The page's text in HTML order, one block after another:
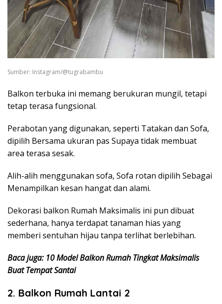
Sumber: Instagram/@tugrabambu
Balkon terbuka ini memang berukuran mungil, tetapi
tetap terasa fungsional.
Perabotan yang digunakan, seperti Tatakan dan Sofa,
dipilih Bersama ukuran pas Supaya tidak membuat
area terasa sesak.
Alih-alih menggunakan sofa, Sofa rotan dipilih Sebagai
Menampilkan kesan hangat dan alami.
Dekorasi balkon Rumah Maksimalis ini pun dibuat
sederhana, hanya terdapat tanaman hias yang
memberi sentuhan hijau tanpa terlihat berlebihan.
Baca juga: 10 Model Balkon Rumah Tingkat Maksimalis
Buat Tempat Santai
2. Balkon Rumah Lantai 2